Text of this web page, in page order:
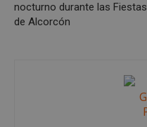
nocturno durante las Fiestas
de Alcorcón